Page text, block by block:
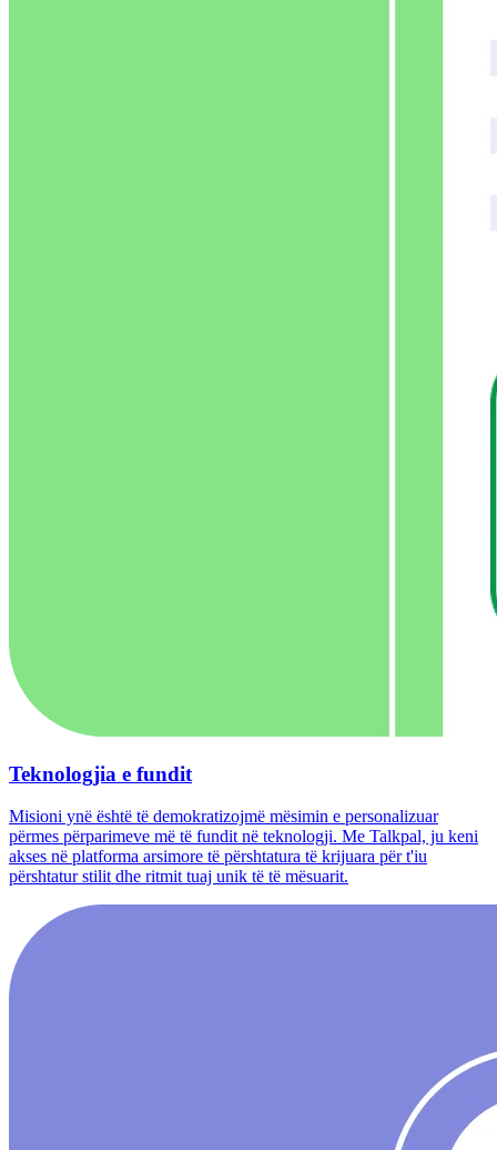
Teknologjia e fundit
Misioni ynë është të demokratizojmë mësimin e personalizuar
përmes përparimeve më të fundit në teknologji. Me Talkpal, ju keni
akses në platforma arsimore të përshtatura të krijuara për t'iu
përshtatur stilit dhe ritmit tuaj unik të të mësuarit.